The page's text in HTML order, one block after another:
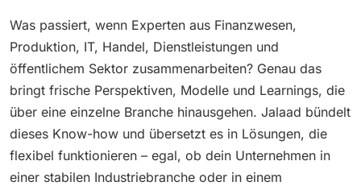
Was passiert, wenn Experten aus Finanzwesen,
Produktion, IT, Handel, Dienstleistungen und
öffentlichem Sektor zusammenarbeiten? Genau das
bringt frische Perspektiven, Modelle und Learnings, die
über eine einzelne Branche hinausgehen. Jalaad bündelt
dieses Know-how und übersetzt es in Lösungen, die
flexibel funktionieren – egal, ob dein Unternehmen in
einer stabilen Industriebranche oder in einem